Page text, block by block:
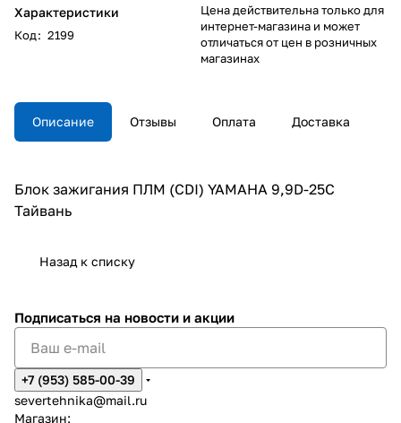
Характеристики
Код: 2199
Цена действительна только для
интернет-магазина и может
отличаться от цен в розничных
магазинах
Описание Отзывы Оплата Доставка
Блок зажигания ПЛМ (CDI) YAMAHA 9,9D-25C
Тайвань
Назад к списку
Подписаться на новости и акции
+7 (953) 585-00-39
severtehnika@mail.ru
Магазин: